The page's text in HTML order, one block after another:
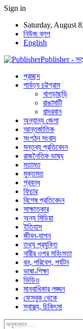
Sign in
Saturday, August
নিউজ ব্লগ
English
Publisher - সত্য
প্রচ্ছদ
পার্বত্য চট্টগ্রাম
খাগড়াছড়ি
রাঙামাটি
বান্দরবান
অন্যান্য জেলা
আন্তর্জাতিক
সংগঠন সংবাদ
মন্তব্য প্রতিবেদন
রাজনৈতিক ভাষ্য
মতামত
মুক্তমত
প্রবন্ধ
ফিচার
বিশেষ প্রতিবেদন
সাক্ষাতকার
অন্য মিডিয়া
ইতিহাস
জীবন-যাপন
তথ্য প্রযুক্তি
নারীর ওপর সহিংসতা
বন, পরিবেশ, পর্যটন
ভাষা-শিক্ষা
ভিডিও
মানবাধিকার লঙ্ঘন
ফেসবুক থেকে
স্বাস্থ্য, চিকিৎসা